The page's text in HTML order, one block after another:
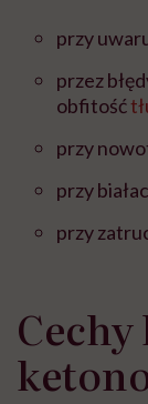
przy
przez
obfitość
przy
przy
przy